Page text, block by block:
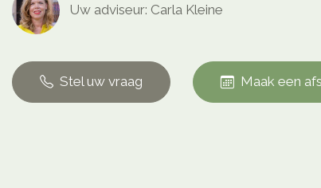
Uw adviseur: Carla Kleine
Stel uw vraag Maak een